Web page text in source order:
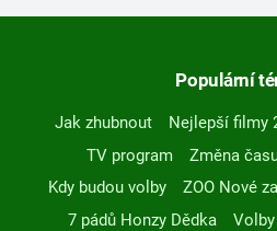
Populární
Jak zhubnout Nejlepší filmy
TV program
Změna
Kdy budou volby
ZOO Nové
7 pádů Honzy Dědka